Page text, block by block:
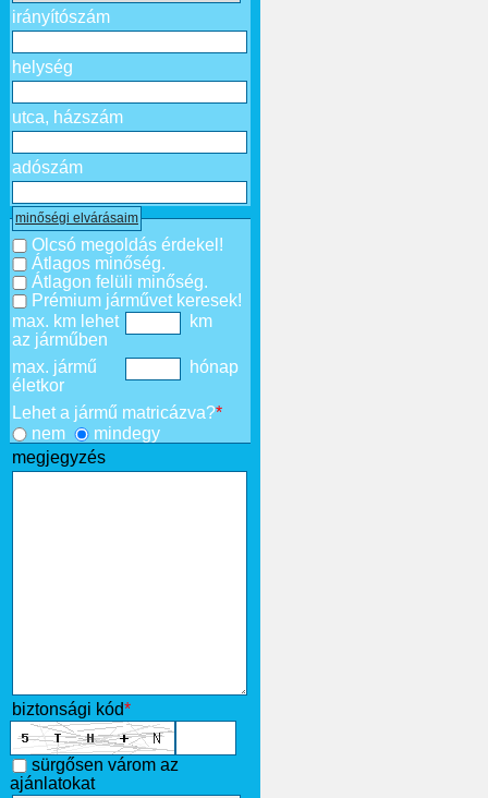
irányítószám
helység
utca, házszám
adószám
minőségi elvárásaim
Olcsó megoldás érdekel!
Átlagos minőség.
Átlagon felüli minőség.
Prémium járművet keresek!
max. km lehet
az járműben
km
max. jármű
életkor
hónap
Lehet a jármű matricázva?*
nem
mindegy
megjegyzés
biztonsági kód*
sürgősen várom az
ajánlatokat